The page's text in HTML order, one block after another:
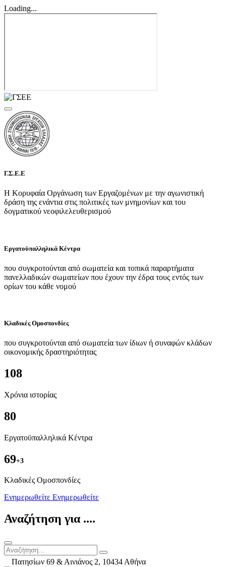
Loading...
Γ.Σ.Ε.Ε
Η Κορυφαία Οργάνωση των Εργαζομένων με την αγωνιστική
δράση της ενάντια στις πολιτικές των μνημονίων και του
δογματικού νεοφιλελευθερισμού
Εργατοϋπαλληλικά Κέντρα
που συγκροτούνται από σωματεία και τοπικά παραρτήματα
πανελλαδικών σωματείων που έχουν την έδρα τους εντός των
ορίων του κάθε νομού
Κλαδικές Ομοσπονδίες
που συγκροτούνται από σωματεία των ίδιων ή συναφών κλάδων
οικονομικής δραστηριότητας
108
Χρόνια ιστορίας
80
Εργατοϋπαλληλικά Κέντρα
69+3
Kλαδικές Ομοσπονδίες
Ενημερωθείτε Ενημερωθείτε
Αναζήτηση για ....
Πατησίων 69 & Αινιάνος 2, 10434 Αθήνα